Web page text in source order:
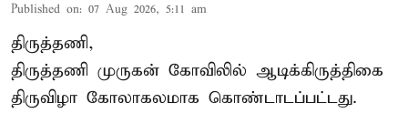
Published on: 07 Aug 2026, 5:11 am
திருத்தணி,
திருத்தணி முருகன் கோவிலில் ஆடிக்கிருத்திகை
திருவிழா கோலாகலமாக கொண்டாடப்பட்டது.